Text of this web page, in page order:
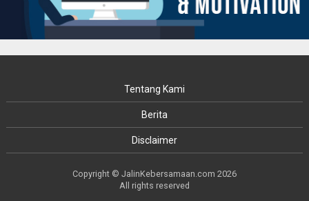
Tentang Kami
Berita
Disclaimer
Copyright © JalinKebersamaan.com 2026
All rights reserved